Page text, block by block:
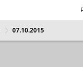
07.10.2015